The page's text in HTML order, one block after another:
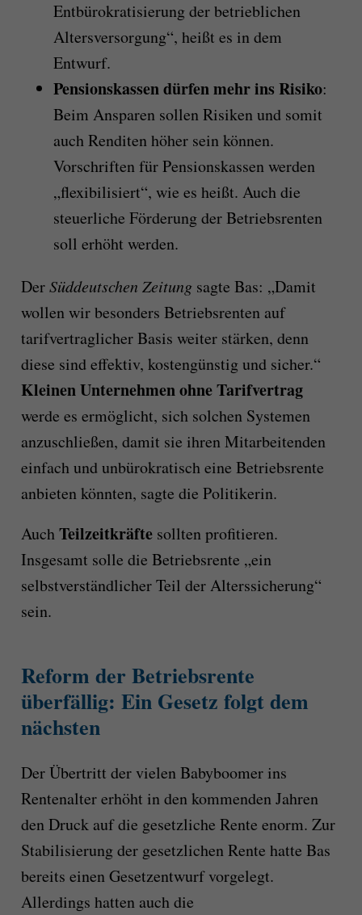
Entbürokratisierung der betrieblichen
Altersversorgung“, heißt es in dem
Entwurf.
Pensionskassen dürfen mehr ins Risiko:
Beim Ansparen sollen Risiken und somit
auch Renditen höher sein können.
Vorschriften für Pensionskassen werden
„flexibilisiert“, wie es heißt. Auch die
steuerliche Förderung der Betriebsrenten
soll erhöht werden.
DerSüddeutschen Zeitungsagte Bas: „Damit
wollen wir besonders Betriebsrenten auf
tarifvertraglicher Basis weiter stärken, denn
diese sind effektiv, kostengünstig und sicher.“
Kleinen Unternehmen ohne Tarifvertrag
werde es ermöglicht, sich solchen Systemen
anzuschließen, damit sie ihren Mitarbeitenden
einfach und unbürokratisch eine Betriebsrente
anbieten könnten, sagte die Politikerin.
AuchTeilzeitkräftesollten profitieren.
Insgesamt solle die Betriebsrente „ein
selbstverständlicher Teil der Alterssicherung“
sein.
Reform der Betriebsrente
überfällig: Ein Gesetz folgt dem
nächsten
Der Übertritt der vielen Babyboomer ins
Rentenalter erhöht in den kommenden Jahren
den Druck auf die gesetzliche Rente enorm. Zur
Stabilisierung der gesetzlichen Rente hatte Bas
bereits einen Gesetzentwurf vorgelegt.
Allerdings hatten auch die